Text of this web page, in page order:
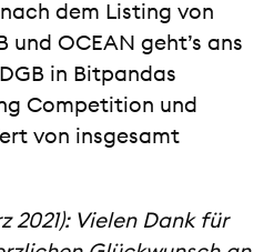
dem Listing von
und OCEAN geht’s ans
in Bitpandas
Competition und
von insgesamt
2021): Vielen Dank für